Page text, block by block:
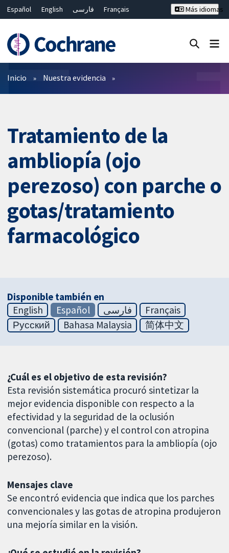
Español English فارسی
Français
Bahasa Malaysia
ไทย 繁體中文
Más idiomas
Filtros
Inicio Nuestra evidencia
Tratamiento de la
ambliopía (ojo
perezoso) con parche o
gotas/tratamiento
farmacológico
Disponible también en
English
Español فارسی
Français
Русский
Bahasa Malaysia 简体中文
¿Cuál es el objetivo de esta revisión?
Esta revisión sistemática procuró sintetizar la
mejor evidencia disponible con respecto a la
efectividad y la seguridad de la oclusión
convencional (parche) y el control con atropina
(gotas) como tratamientos para la ambliopía (ojo
perezoso).
Mensajes clave
Se encontró evidencia que indica que los parches
convencionales y las gotas de atropina produjeron
una mejoría similar en la visión.